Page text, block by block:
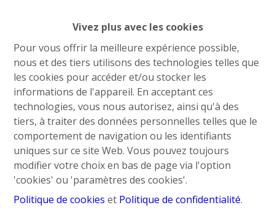
Vivez plus avec les cookies
Pour vous offrir la meilleure expérience possible,
nous et des tiers utilisons des technologies telles que
les cookies pour accéder et/ou stocker les
informations de l'appareil. En acceptant ces
technologies, vous nous autorisez, ainsi qu'à des
tiers, à traiter des données personnelles telles que le
comportement de navigation ou les identifiants
uniques sur ce site Web. Vous pouvez toujours
modifier votre choix en bas de page via l'option
'cookies' ou 'paramètres des cookies'.
Politique de cookies et Politique de confidentialité.
Niché sur les hauteurs d'Engis, dans une rue en cul-
de-sac, ce bien est idéalement situé car il allie
calme et proximité avec les commodités.
Le bien se compose comme suit :
Au rez-de-chaussée: Un hall d'entrée, un séjour de
30m², une cuisine équipée, un WC individuel, une
buanderie, un garage ;
Au premier étage: Un hall de nuit, 3 chambres (18m²,
12m² et 11m²) , une salle de bain comprenant une
baignoire en coin, une douche à l'italienne, un évier
ainsi qu'un deuxième WC ;
Extérieurs
: Un carport, une terrasse de 32m², ainsi